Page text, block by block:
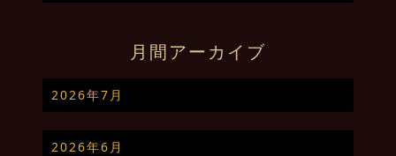
月間アーカイブ
2026年7月
2026年6月